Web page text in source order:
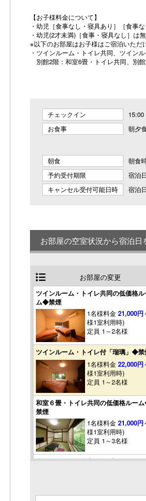
【お子様料金について】
・幼児［食事なし・寝具あり］［食事
・幼児(2才未満)［食事・寝具なし］は
※以下のお部屋はお子様はご宿泊いただ
・ツインルーム・トイレ共同、ツイン
別館2階：和室6畳・トイレ共同、別
チェックイン
お食事
朝夕
朝食
朝食
予約受付期限
宿泊
キャンセル受付可能日時
宿泊
お部屋の空室状況から宿泊日
お部屋の変更
ツインルーム・トイレ共同の低価格
ム◆禁煙
1名様料金21,000円
様1室利用時)
定員 1～2名様
ツインルーム・トイレ付「瑠璃」◆禁
1名様料金22,000円
様1室利用時)
定員 1～2名様
和室６畳・トイレ共同の低価格ルー
禁煙
1名様料金21,000円
様1室利用時)
定員 1～3名様
由布岳の見える和室6畳＋広縁付き・